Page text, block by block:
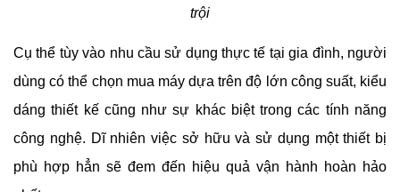
trội
Cụ thể tùy vào nhu cầu sử dụng thực tế tại gia đình, người
dùng có thể chọn mua máy dựa trên độ lớn công suất, kiểu
dáng thiết kế cũng như sự khác biệt trong các tính năng
công nghệ. Dĩ nhiên việc sở hữu và sử dụng một thiết bị
phù hợp hẳn sẽ đem đến hiệu quả vận hành hoàn hảo